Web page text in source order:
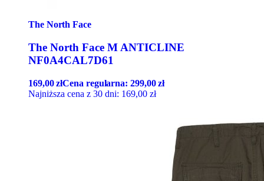
The North Face
The North Face M ANTICLINE
NF0A4CAL7D61
169,00złCena regularna:299,00zł
Najniższa cena z 30 dni: 169,00 zł